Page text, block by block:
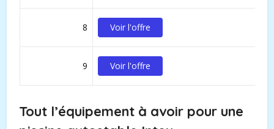
8 Voir l'offre
9 Voir l'offre
Tout l’équipement à avoir pour une